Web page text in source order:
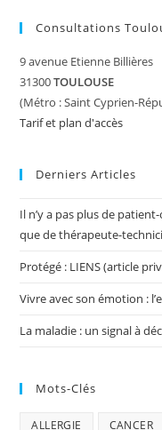
Consultations
9 avenue Etienne Billières
31300TOULOUSE
(Métro : Saint Cyprien-
Tarif et plan d'accès
Derniers Articles
Il n’y a pas plus de
que de thérapeute-
Protégé : LIENS (article
Vivre avec son émotion :
La maladie : un signal à
Mots-Clés
ALLERGIE CANCER